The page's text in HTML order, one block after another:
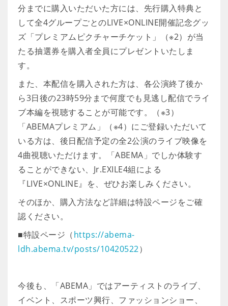
分までに購入いただいた方には、先行購入特典と
して全4グループごとのLIVE×ONLINE開催記念グッ
ズ「プレミアムピクチャーチケット」（※2）が当
たる抽選券を購入者全員にプレゼントいたしま
す。
また、本配信を購入された方は、各公演終了後か
ら3日後の23時59分まで何度でも見逃し配信でライ
ブ本編を視聴することが可能です。（※3）
「ABEMAプレミアム」（※4）にご登録いただいて
いる方は、後日配信予定の全2公演のライブ映像を
4曲視聴いただけます。「ABEMA」でしか体験す
ることができない、Jr.EXILE4組による
『LIVE×ONLINE』を、ぜひお楽しみください。
そのほか、購入方法など詳細は特設ページをご確
認ください。
■特設ページ（https://abema-
ldh.abema.tv/posts/10420522）
今後も、「ABEMA」ではアーティストのライブ、
イベント、スポーツ興行、ファッションショー、